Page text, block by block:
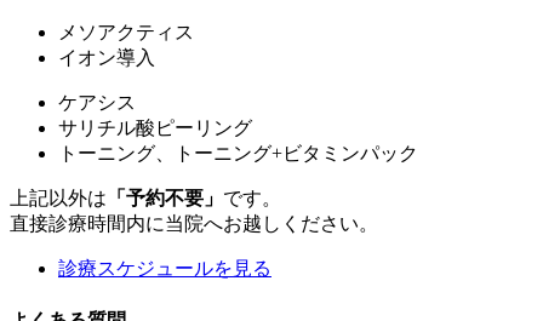
メソアクティス
イオン導入
ケアシス
サリチル酸ピーリング
トーニング、トーニング+ビタミンパック
上記以外は 「予約不要」 です。
直接診療時間内に当院へお越しください。
診療スケジュールを見る